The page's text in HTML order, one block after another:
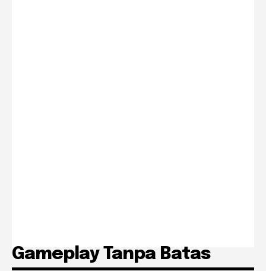
Gameplay Tanpa Batas